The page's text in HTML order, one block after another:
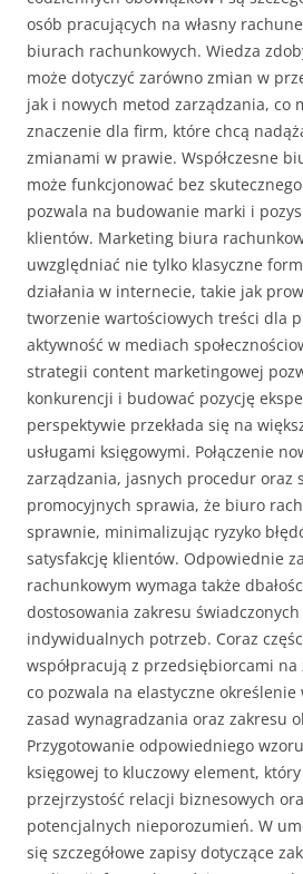
osób pracujących na własny
biurach rachunkowych. Wiedza
może dotyczyć zarówno zmian w
jak i nowych metod zarządzania, co
znaczenie dla firm, które chcą
zmianami w prawie. Współczesne
może funkcjonować bez
pozwala na budowanie marki i
klientów. Marketing biura
uwzględniać nie tylko klasyczne
działania w internecie, takie jak
tworzenie wartościowych treści dla
aktywność w mediach
strategii content marketingowej
konkurencji i budować pozycję
perspektywie przekłada się na
usługami księgowymi. Połączenie
zarządzania, jasnych procedur oraz
promocyjnych sprawia, że biuro
sprawnie, minimalizując ryzyko
satysfakcję klientów. Odpowiednie
rachunkowym wymaga także
dostosowania zakresu świadczonych
indywidualnych potrzeb. Coraz
współpracują z przedsiębiorcami na
co pozwala na elastyczne określenie
zasad wynagradzania oraz zakresu
Przygotowanie odpowiedniego
księgowej to kluczowy element,
przejrzystość relacji biznesowych
potencjalnych nieporozumień. W
się szczegółowe zapisy dotyczące